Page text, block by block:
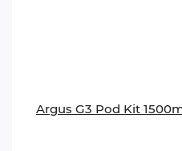
Argus G3 Pod Kit